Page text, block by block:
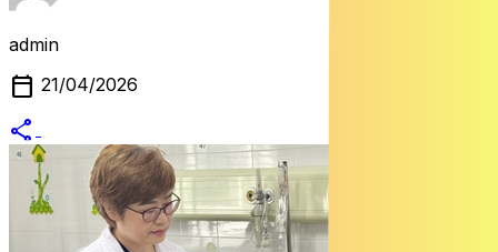
admin
calendar_today 21/04/2026
share